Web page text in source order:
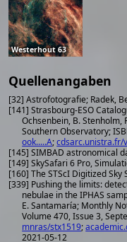
Westerhout 63
Quellenangaben
[32] Astrofotografie; Radek,
[141] Strasbourg-ESO
Ochsenbein, B. Stenholm,
Southern Observatory;
ook.....A;cdsarc.unistra.fr/
[145] SIMBAD astronomical
[149] SkySafari 6 Pro,
[160] The STScI Digitized Sky
[339] Pushing the limits:
nebulae in the IPHAS
E. Santamaría; Monthly
Volume 470, Issue 3,
mnras/stx1519;
2021-05-12